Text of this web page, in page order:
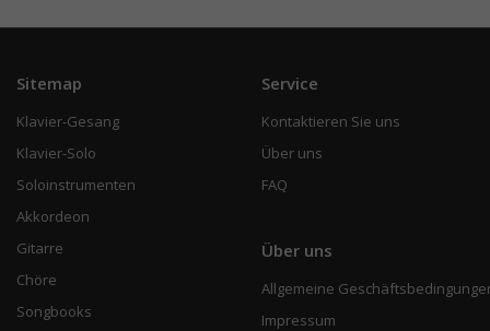
Sitemap
Klavier-Gesang
Klavier-Solo
Soloinstrumenten
Akkordeon
Gitarre
Chöre
Songbooks
Service
Kontaktieren Sie uns
Über uns
FAQ
Über uns
Allgemeine
Impressum